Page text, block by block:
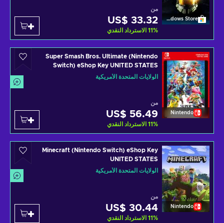
Windows Store
من
US$ 33.32
11% الاسترداد النقدي
Nintendo
Super Smash Bros. Ultimate (Nintendo
Switch) eShop Key UNITED STATES
الولايات المتحدة الأمريكية
من
US$ 56.49
11% الاسترداد النقدي
Nintendo
Minecraft (Nintendo Switch) eShop Key
UNITED STATES
الولايات المتحدة الأمريكية
من
US$ 30.44
11% الاسترداد النقدي